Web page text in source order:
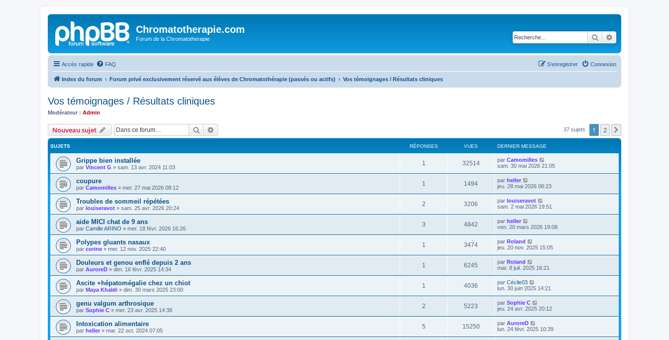
Chromatotherapie.com
Forum de la Chromatotherapie Rechercher
Accès rapide FAQ Connexion
S’enregistrer
Index du forum Forum privé exclusivement réservé aux élèves de Chromatothérapie (passés ou actifs) Vos témoignages / Résultats cliniques
Vos témoignages / Résultats cliniques
Modérateur : Admin
Nouveau sujet Rechercher 37 sujets 1 2
SUJETS RÉPONSES VUES DERNIER MESSAGE
Grippe bien installée
par Vincent G » sam. 13 avr. 2024 11:03
1 32514 par Camomilles
sam. 30 mai 2026 21:05
coupure
par Camomilles » mer. 27 mai 2026 08:12
1 1494 par heller
jeu. 28 mai 2026 08:23
Troubles de sommeil répétées
par louiseravot » sam. 25 avr. 2026 20:24
2 3206 par louiseravot
sam. 2 mai 2026 19:51
aide MICI chat de 9 ans
par Camille ARINO » mer. 18 févr. 2026 16:26
3 4842 par heller
ven. 20 mars 2026 19:08
Polypes gluants nasaux
par corine » mer. 12 nov. 2025 22:40
1 3474 par Roland
jeu. 20 nov. 2025 15:05
Douleurs et genou enflé depuis 2 ans
par AuroreD » dim. 16 févr. 2025 14:34
1 6245 par Roland
mar. 8 juil. 2025 16:21
Ascite +hépatomégalie chez un chiot
par Maya Khaldi » dim. 30 mars 2025 23:00
1 4036 par Cécile03
lun. 30 juin 2025 14:21
genu valgum arthrosique
par Sophie C » mer. 23 avr. 2025 14:38
2 5223 par Sophie C
jeu. 24 avr. 2025 20:12
Intoxication alimentaire
par heller » mar. 22 oct. 2024 07:05
5 15250 par AuroreD
lun. 24 févr. 2025 10:39